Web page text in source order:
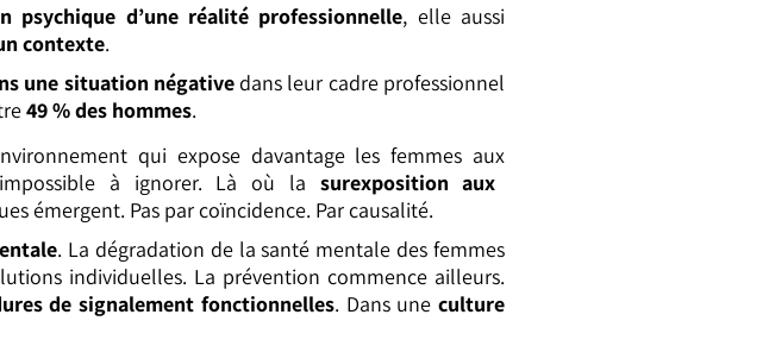
psychique d’une réalité professionnelle, elle aussi
contexte.
une situation négativedans leur cadre professionnel
49 % des hommes.
qui expose davantage les femmes aux
à ignorer. Là où la surexposition aux
émergent. Pas par coïncidence. Par causalité.
. La dégradation de la santé mentale des femmes
individuelles. La prévention commence ailleurs.
de signalement fonctionnelles. Dans uneculture